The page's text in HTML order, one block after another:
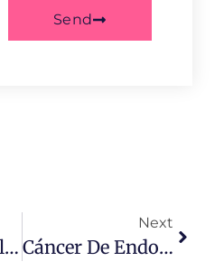
Send
Cáncer De Cuello Uterino: Síntomas, Prevención Y Mitos Que Debes Conocer
Next
Cáncer De Endometrio: Síntomas, Riesgos Y Cómo Prevenirlo A Tiempo